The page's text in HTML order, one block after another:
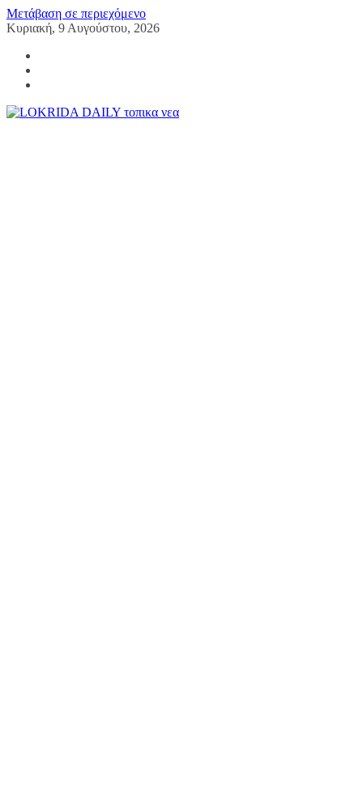
Μετάβαση σε περιεχόμενο
Κυριακή, 9 Αυγούστου, 2026